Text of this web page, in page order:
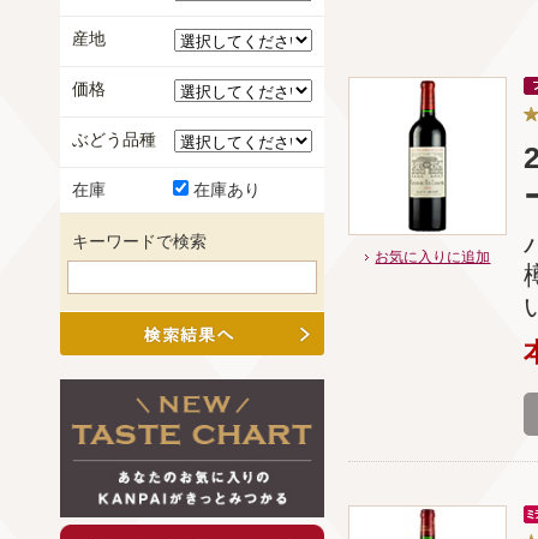
お気に入りに追加
産地
価格
ぶどう品種
在庫 在庫あり
キーワードで検索